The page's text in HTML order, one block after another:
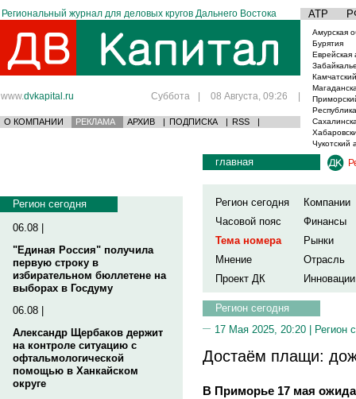
Региональный журнал для деловых кругов Дальнего Востока АТР
www.dvkapital.ru Суббота | 08 Августа, 09:26 |
О КОМПАНИИ РЕКЛАМА АРХИВ | ПОДПИСКА | RSS |
Амурская
Бурятия
Еврейская
Чукотский
Регион сегодня
06.08 |
"Единая Россия" получила
первую строку в
избирательном бюллетене на
выборах в Госдуму
06.08 |
Александр Щербаков держит
на контроле ситуацию с
офтальмологической
помощью в Ханкайском
округе
главная
Регион сегодня
Компании
Часовой пояс
Финансы
Тема номера
Рынки
Мнение
Отрасль
Проект ДК
Инновации
Регион сегодня
17 Мая 2025, 20:20 | Регион
Достаём плащи:
В Приморье 17 мая